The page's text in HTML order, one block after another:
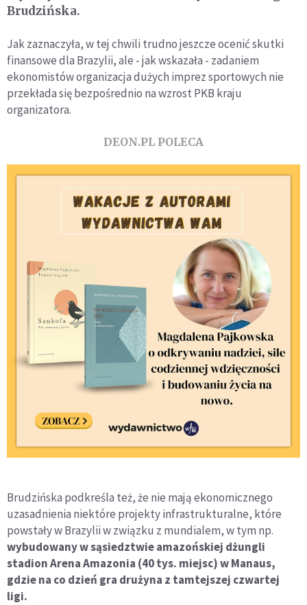
Brudzińska.
Jak zaznaczyła, w tej chwili trudno jeszcze ocenić skutki
finansowe dla Brazylii, ale - jak wskazała - zadaniem
ekonomistów organizacja dużych imprez sportowych nie
przekłada się bezpośrednio na wzrost PKB kraju
organizatora.
DEON.PL POLECA
Brudzińska podkreśla też, że nie mają ekonomicznego
uzasadnienia niektóre projekty infrastrukturalne, które
powstały w Brazylii w związku z mundialem, w tym np.
wybudowany w sąsiedztwie amazońskiej dżungli
stadion Arena Amazonia (40 tys. miejsc) w Manaus,
gdzie na co dzień gra drużyna z tamtejszej czwartej
ligi.